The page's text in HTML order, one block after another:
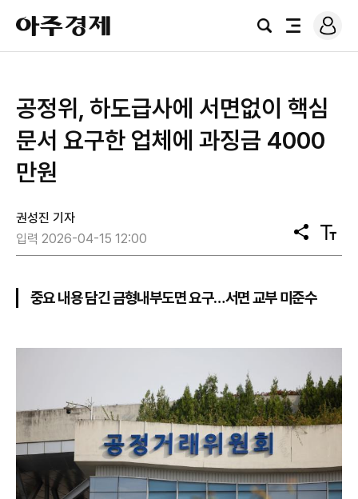
아
주
경
검
전
로
그
공정위, 하도급사에 서면없이 핵심
문서 요구한 업체에 과징금 4000
만원
권성진 기자
입력 2026-04-15 12:00
공
유
텍
스
중요 내용 담긴 금형내부도면 요구…서면 교부 미준수